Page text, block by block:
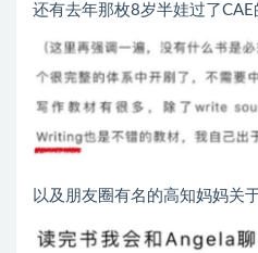
还有去年那枚8岁半娃过了CAE
以及朋友圈有名的高知妈妈关